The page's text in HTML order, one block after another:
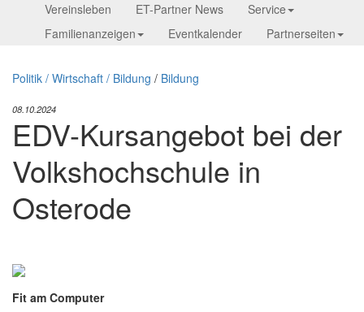
Vereinsleben
ET-Partner News
Service
Familienanzeigen
Eventkalender Partnerseiten
Politik / Wirtschaft / Bildung / Bildung
08.10.2024
EDV-Kursangebot bei der
Volkshochschule in
Osterode
Fit am Computer